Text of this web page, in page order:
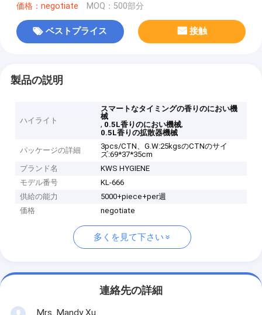
価格：negotiate MOQ：500部分
ベストプライス 接触
製品の説明
ハイライト
スマートなタイミングの香りのにおい機
械
, 0.5L香りのにおい機械,
0.5L香りの拡散器機械
パッケージの詳細
3pcs/CTN、G.W:25kgsのCTNのサイ
ズ:69*37*35cm
ブランド名
KWS HYGIENE
モデル番号
KL-666
供給の能力
5000+piece+per週
価格
negotiate
多くを見て下さい
連絡先の詳細
Mrs. Mandy Xu